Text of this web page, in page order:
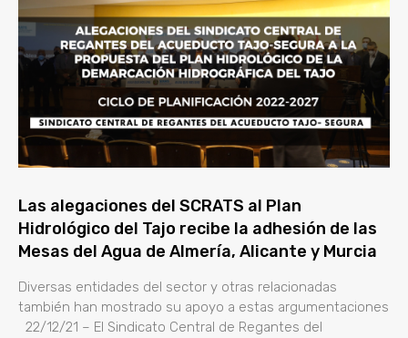
Las alegaciones del SCRATS al Plan
Hidrológico del Tajo recibe la adhesión de las
Mesas del Agua de Almería, Alicante y Murcia
Diversas entidades del sector y otras relacionadas
también han mostrado su apoyo a estas argumentaciones
22/12/21 – El Sindicato Central de Regantes del